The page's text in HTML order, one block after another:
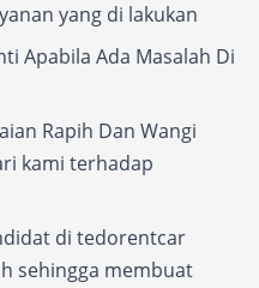
yang di lakukan
Apabila Ada Masalah Di
Rapih Dan Wangi
kami terhadap
di tedorentcar
sehingga membuat